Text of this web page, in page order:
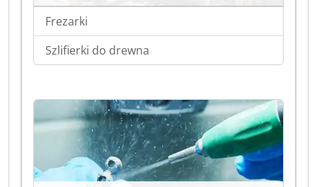
Frezarki
Szlifierki do drewna